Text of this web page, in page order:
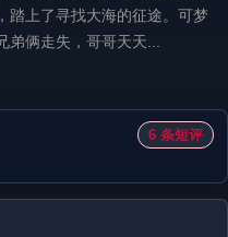
踏上了寻找大海的征途。可梦
俩走失，哥哥天天...
6 条短评